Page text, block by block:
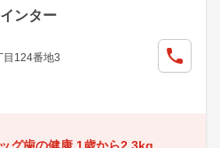
ンター
目124番地3
グ歯の健康 1歳から2.3kg